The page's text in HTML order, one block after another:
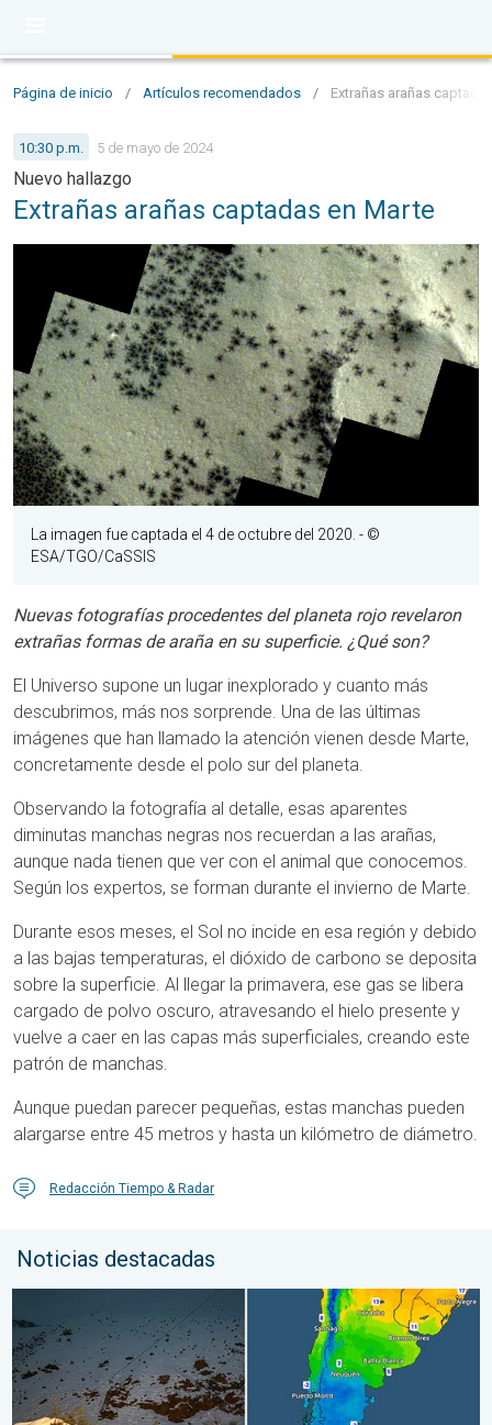
Página de inicio / Artículos recomendados / Extrañas arañas
10:30 p.m. 5 de mayo de 2024
Nuevo hallazgo
Extrañas arañas captadas en Marte
La imagen fue captada el 4 de octubre del 2020. - ©
ESA/TGO/CaSSIS
Nuevas fotografías procedentes del planeta rojo revelaron
extrañas formas de araña en su superficie. ¿Qué son?
El Universo supone un lugar inexplorado y cuanto más
descubrimos, más nos sorprende. Una de las últimas
imágenes que han llamado la atención vienen desde Marte,
concretamente desde el polo sur del planeta.
Observando la fotografía al detalle, esas aparentes
diminutas manchas negras nos recuerdan a las arañas,
aunque nada tienen que ver con el animal que conocemos.
Según los expertos, se forman durante el invierno de Marte.
Durante esos meses, el Sol no incide en esa región y debido
a las bajas temperaturas, el dióxido de carbono se deposita
sobre la superficie. Al llegar la primavera, ese gas se libera
cargado de polvo oscuro, atravesando el hielo presente y
vuelve a caer en las capas más superficiales, creando este
patrón de manchas.
Aunque puedan parecer pequeñas, estas manchas pueden
alargarse entre 45 metros y hasta un kilómetro de diámetro.
Redacción Tiempo & Radar
Noticias destacadas
Nieve y heladas en el hemisferio sur. Invierno al otro lado. . .